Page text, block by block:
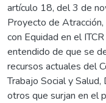
artículo 18, del 3 de
Proyecto de
con Equidad en el
entendido de que se
recursos actuales del
Trabajo Social y
otros que surjan en el